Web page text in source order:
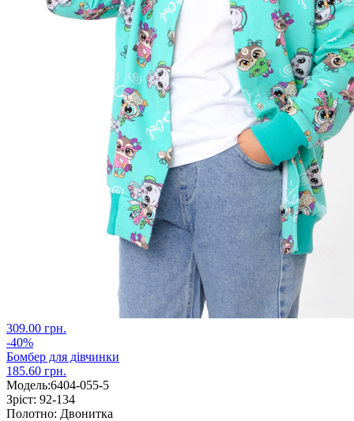
309.00 грн.
-40%
Бомбер для дівчинки
185.60 грн.
Модель:6404-055-5
Зріст: 92-134
Полотно: Двонитка